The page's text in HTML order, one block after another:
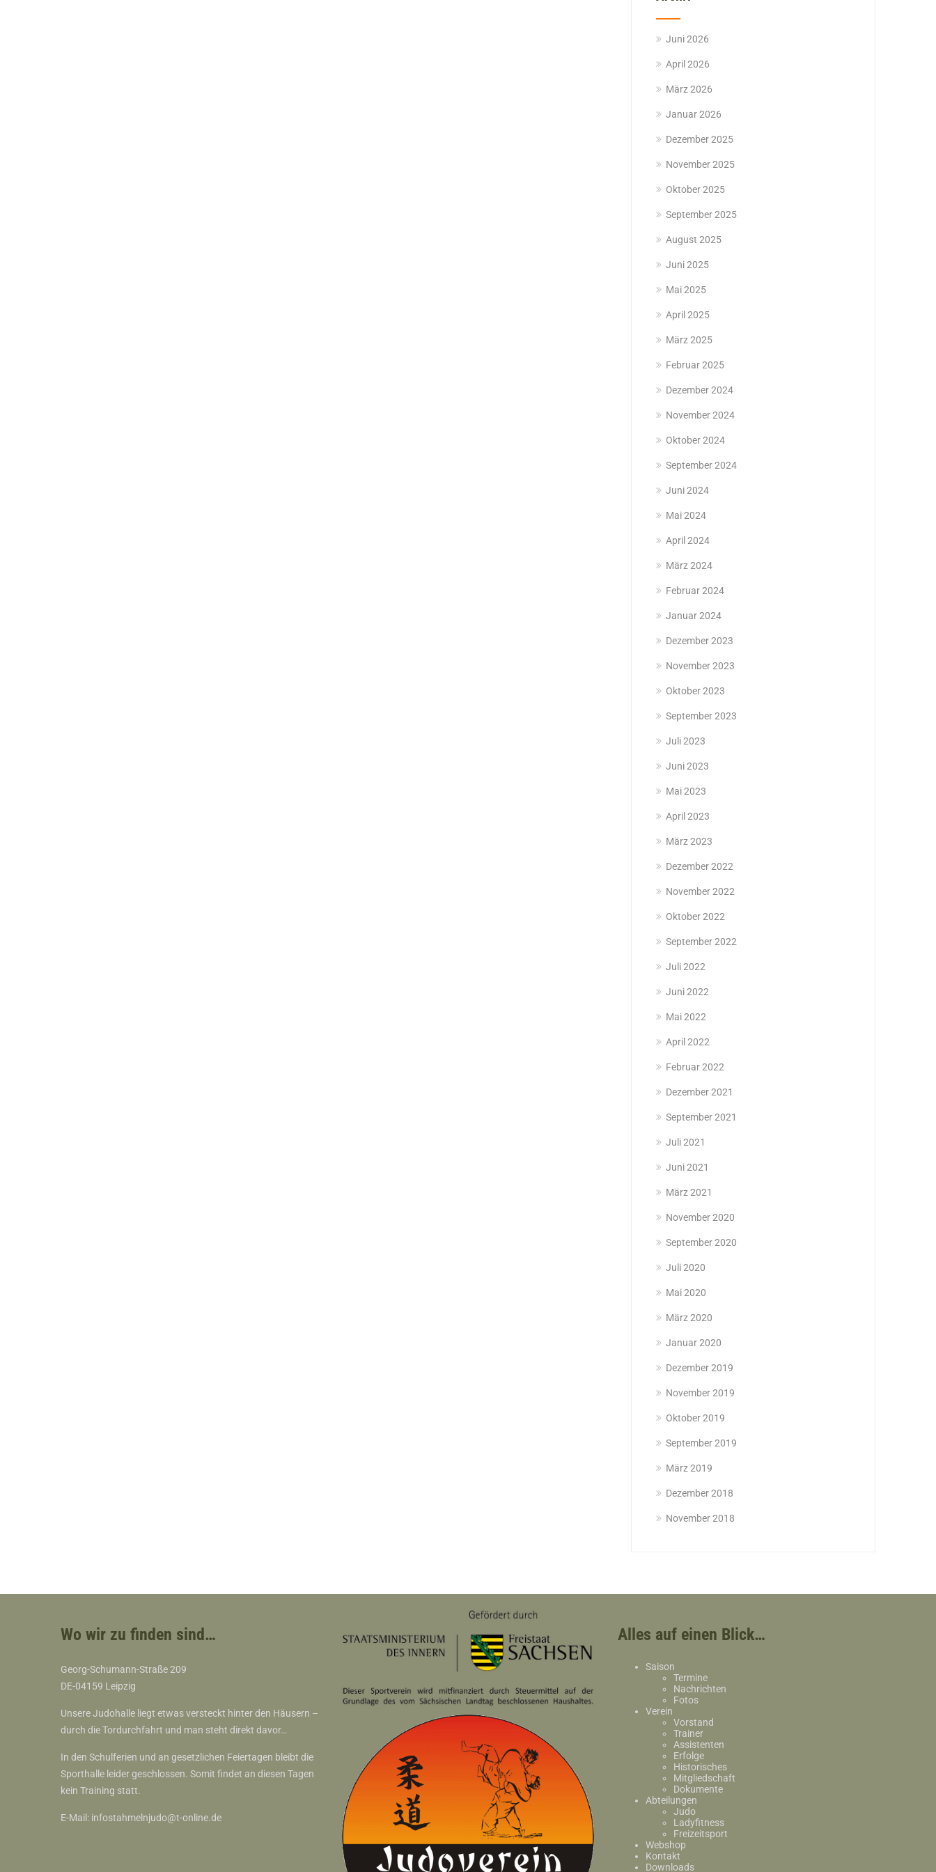
Juni 2026
April 2026
März 2026
Januar 2026
Dezember 2025
November 2025
Oktober 2025
September 2025
August 2025
Juni 2025
Mai 2025
April 2025
März 2025
Februar 2025
Dezember 2024
November 2024
Oktober 2024
September 2024
Juni 2024
Mai 2024
April 2024
März 2024
Februar 2024
Januar 2024
Dezember 2023
November 2023
Oktober 2023
September 2023
Juli 2023
Juni 2023
Mai 2023
April 2023
März 2023
Dezember 2022
November 2022
Oktober 2022
September 2022
Juli 2022
Juni 2022
Mai 2022
April 2022
Februar 2022
Dezember 2021
September 2021
Juli 2021
Juni 2021
März 2021
November 2020
September 2020
Juli 2020
Mai 2020
März 2020
Januar 2020
Dezember 2019
November 2019
Oktober 2019
September 2019
März 2019
Dezember 2018
November 2018
Wo wir zu finden sind…
Georg-Schumann-Straße 209
DE-04159 Leipzig
Unsere Judohalle liegt etwas versteckt hinter den Häusern –
durch die Tordurchfahrt und man steht direkt davor…
In den Schulferien und an gesetzlichen Feiertagen bleibt die
Sporthalle leider geschlossen. Somit findet an diesen Tagen
kein Training statt.
E-Mail: infostahmelnjudo@t-online.de
Alles auf einen Blick…
Saison
Termine
Nachrichten
Fotos
Verein
Vorstand
Trainer
Assistenten
Erfolge
Historisches
Mitgliedschaft
Dokumente
Abteilungen
Judo
Ladyfitness
Freizeitsport
Webshop
Kontakt
Downloads